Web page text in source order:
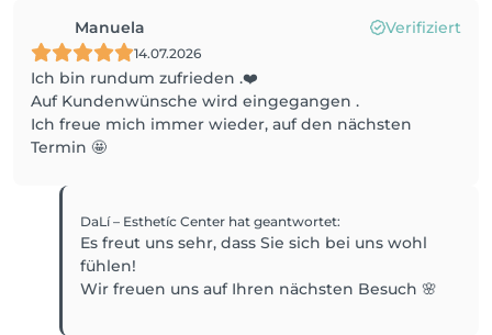
Manuela Verifiziert
14.07.2026
Ich bin rundum zufrieden .❤️
Auf Kundenwünsche wird eingegangen .
Ich freue mich immer wieder, auf den nächsten
Termin 🤩
DaLí – Esthetíc Center hat geantwortet:
Es freut uns sehr, dass Sie sich bei uns wohl
fühlen!
Wir freuen uns auf Ihren nächsten Besuch 🌸